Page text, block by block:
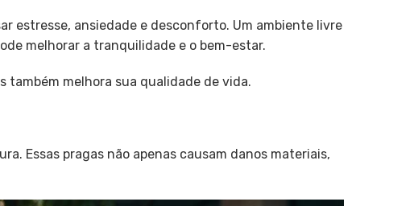
estresse, ansiedade e desconforto. Um ambiente livre
melhorar a tranquilidade e o bem-estar.
também melhora sua qualidade de vida.
Essas pragas não apenas causam danos materiais,